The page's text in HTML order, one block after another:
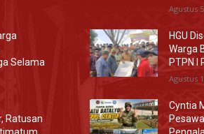
Selama
Ratusan
Agustus
HGU
Warga
PTPN I
Agustus
Cyntia